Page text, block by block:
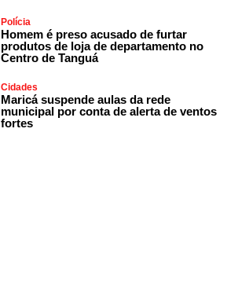
Polícia
Homem é preso acusado de furtar
produtos de loja de departamento no
Centro de Tanguá
Cidades
Maricá suspende aulas da rede
municipal por conta de alerta de ventos
fortes